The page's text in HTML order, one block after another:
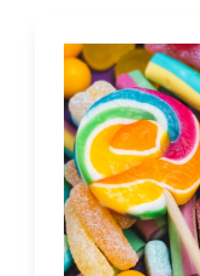
Tentang
surveinya!